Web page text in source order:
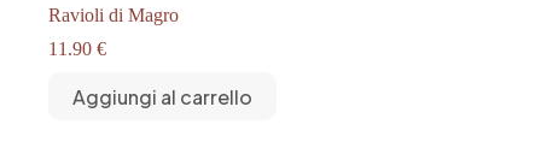
Ravioli di Magro
11.90 €
Aggiungi al carrello